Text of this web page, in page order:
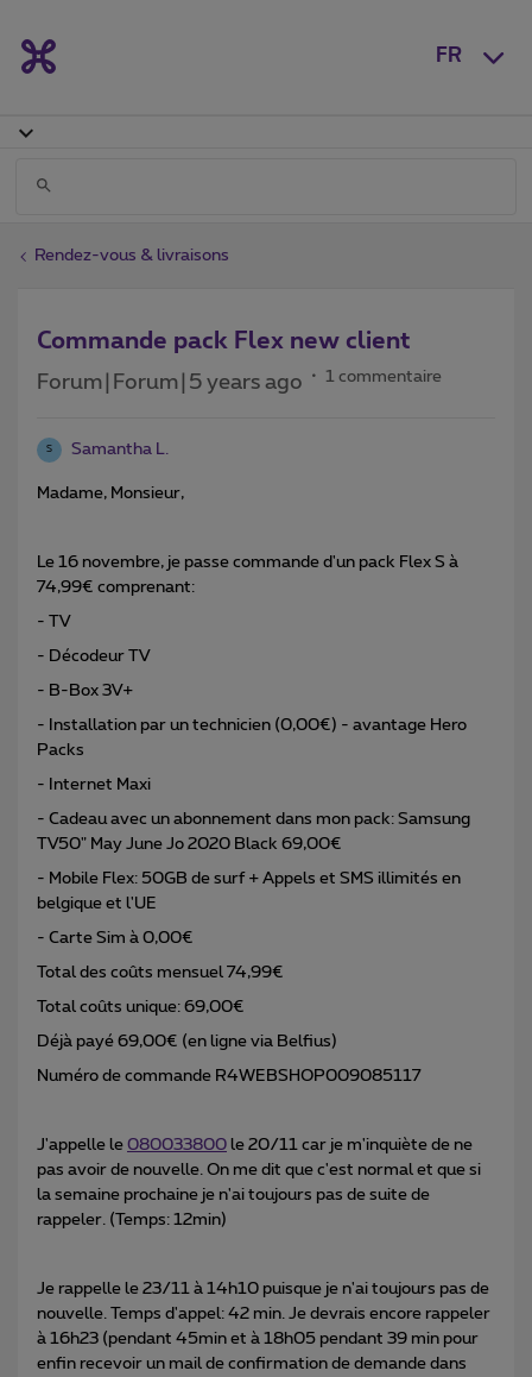
FR
Rendez-vous & livraisons
Commande pack Flex new client
Forum|Forum|5 years ago 1 commentaire
S Samantha L.
Madame, Monsieur,
Le 16 novembre, je passe commande d'un pack Flex S à
74,99€ comprenant:
- TV
- Décodeur TV
- B-Box 3V+
- Installation par un technicien (0,00€) - avantage Hero
Packs
- Internet Maxi
- Cadeau avec un abonnement dans mon pack: Samsung
TV50" May June Jo 2020 Black 69,00€
- Mobile Flex: 50GB de surf + Appels et SMS illimités en
belgique et l'UE
- Carte Sim à 0,00€
Total des coûts mensuel 74,99€
Total coûts unique: 69,00€
Déjà payé 69,00€ (en ligne via Belfius)
Numéro de commande R4WEBSHOP009085117
J'appelle le 080033800 le 20/11 car je m'inquiète de ne
pas avoir de nouvelle. On me dit que c'est normal et que si
la semaine prochaine je n'ai toujours pas de suite de
rappeler. (Temps: 12min)
Je rappelle le 23/11 à 14h10 puisque je n'ai toujours pas de
nouvelle. Temps d'appel: 42 min. Je devrais encore rappeler
à 16h23 (pendant 45min et à 18h05 pendant 39 min pour
enfin recevoir un mail de confirmation de demande dans